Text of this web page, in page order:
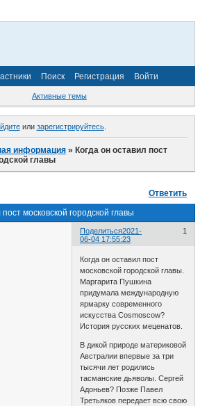
Поиск Регистрация Войти
Активные темы
или зарегистрируйтесь.
информация »Когда он оставил пост
главы
московской городской главы
Ответить
Поделиться 1
2021-
06-04 17:55:23
Когда он оставил пост
московской городской главы.
Маргарита Пушкина
придумала международную
ярмарку современного
искусства Cosmoscow?
История русских меценатов.
В дикой природе материковой
Австралии впервые за три
тысячи лет родились
тасманские дьяволы. Сергей
Адоньев? Позже Павел
Третьяков передает всю свою